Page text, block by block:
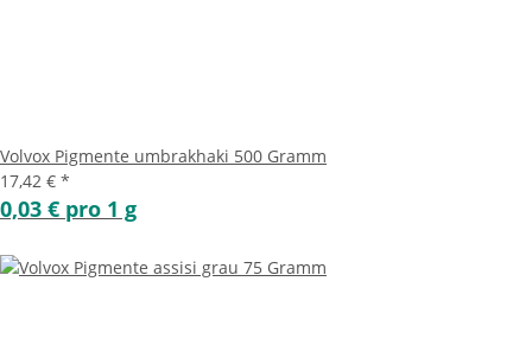
Volvox Pigmente umbrakhaki 500 Gramm
17,42 € *
0,03 € pro 1 g